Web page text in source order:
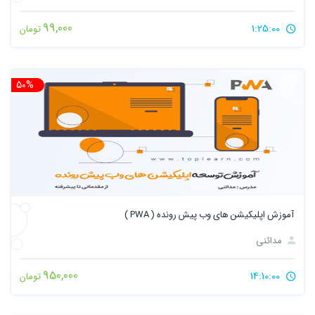
99,000تومان
50%
آموزش اپلیکیشن های وب پیش رونده ( PWA )
مدائنی
950,000تومان